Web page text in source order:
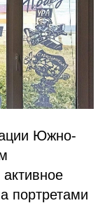
Южно-
портретами